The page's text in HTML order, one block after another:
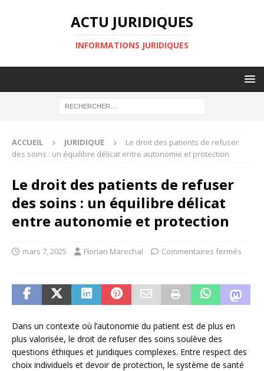
ACTU JURIDIQUES
INFORMATIONS JURIDIQUES
ACCUEIL JURIDIQUE
Le droit des patients de refuser
des soins : un équilibre délicat entre autonomie et protection
Le droit des patients de refuser
des soins : un équilibre délicat
entre autonomie et protection
mars 7, 2025 Florian Marechal Commentaires fermés
Dans un contexte où l’autonomie du patient est de plus en
plus valorisée, le droit de refuser des soins soulève des
questions éthiques et juridiques complexes. Entre respect des
choix individuels et devoir de protection, le système de santé